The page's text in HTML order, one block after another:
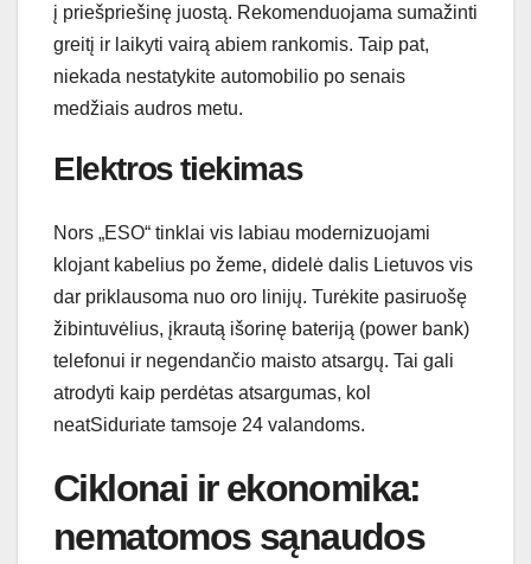
į priešpriešinę juostą. Rekomenduojama sumažinti
greitį ir laikyti vairą abiem rankomis. Taip pat,
niekada nestatykite automobilio po senais
medžiais audros metu.
Elektros tiekimas
Nors „ESO“ tinklai vis labiau modernizuojami
klojant kabelius po žeme, didelė dalis Lietuvos vis
dar priklausoma nuo oro linijų. Turėkite pasiruošę
žibintuvėlius, įkrautą išorinę bateriją (power bank)
telefonui ir negendančio maisto atsargų. Tai gali
atrodyti kaip perdėtas atsargumas, kol
neatSiduriate tamsoje 24 valandoms.
Ciklonai ir ekonomika:
nematomos sąnaudos